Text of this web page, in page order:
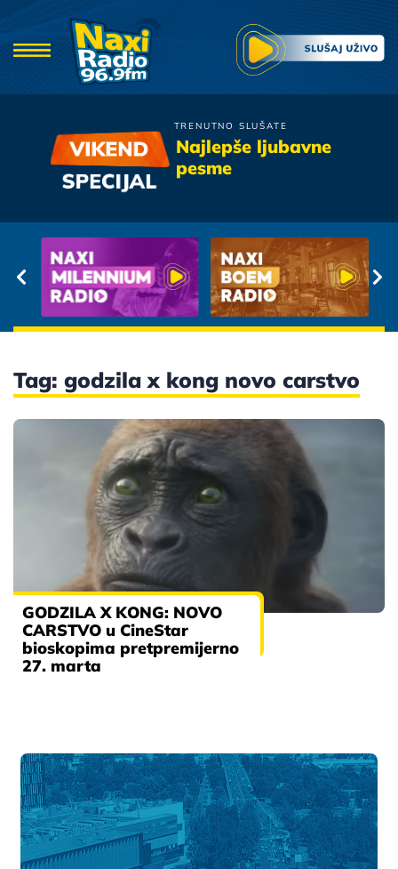
TRENUTNO SLUŠATE
Najlepše ljubavne
pesme
Bijelo Dugme
A i Ti Me Iznevjeri
Tag: godzila x kong novo carstvo
GODZILA X KONG: NOVO
CARSTVO u CineStar
bioskopima pretpremijerno
27. marta